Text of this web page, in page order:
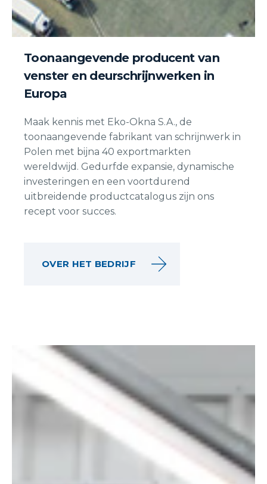
Toonaangevende producent van
venster en deurschrijnwerken in
Europa
Maak kennis met Eko-Okna S.A., de
toonaangevende fabrikant van schrijnwerk in
Polen met bijna 40 exportmarkten
wereldwijd. Gedurfde expansie, dynamische
investeringen en een voortdurend
uitbreidende productcatalogus zijn ons
recept voor succes.
OVER HET BEDRIJF